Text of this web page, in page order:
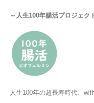
～人生100年腸活プロジェク
人生100年の超長寿時代、